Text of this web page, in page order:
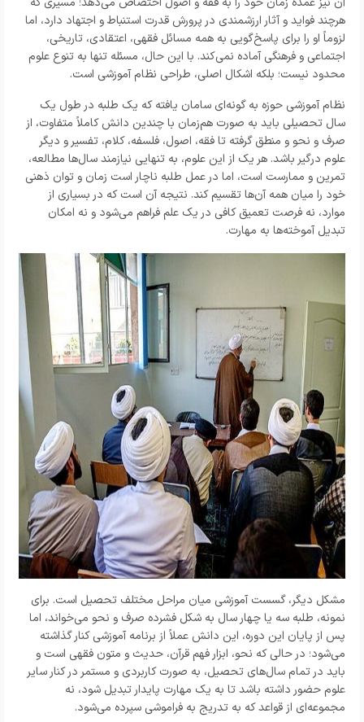
هرچند فواید و آثار ارزشمندی در پرورش قدرت استنباط و اجتهاد دارد، اما
لزوماً او را برای پاسخ‌گویی به همه مسائل فقهی، اعتقادی، تاریخی،
اجتماعی و فرهنگی آماده نمی‌کند. با این حال، مسئله تنها به تنوع علوم
محدود نیست؛ بلکه اشکال اصلی، طراحی نظام آموزشی است.
نظام آموزشی حوزه به گونه‌ای سامان یافته که یک طلبه در طول یک
سال تحصیلی باید به صورت هم‌زمان با چندین دانش کاملاً متفاوت، از
صرف و نحو و منطق گرفته تا فقه، اصول، فلسفه، کلام، تفسیر و دیگر
علوم درگیر باشد. هر یک از این علوم، به تنهایی نیازمند سال‌ها مطالعه،
تمرین و ممارست است، اما در عمل طلبه ناچار است زمان و توان ذهنی
خود را میان همه آن‌ها تقسیم کند. نتیجه آن است که در بسیاری از
موارد، نه فرصت تعمیق کافی در یک علم فراهم می‌شود و نه امکان
تبدیل آموخته‌ها به مهارت.
مشکل دیگر، گسست آموزشی میان مراحل مختلف تحصیل است. برای
نمونه، طلبه سه یا چهار سال به شکل فشرده صرف و نحو می‌خواند، اما
پس از پایان این دوره، این دانش عملاً از برنامه آموزشی کنار گذاشته
می‌شود؛ در حالی که نحو، ابزار فهم قرآن، حدیث و متون فقهی است و
باید در تمام سال‌های تحصیل، به صورت کاربردی و مستمر در کنار سایر
علوم حضور داشته باشد تا به یک مهارت پایدار تبدیل شود، نه
مجموعه‌ای از قواعد که به تدریج به فراموشی سپرده می‌شود.